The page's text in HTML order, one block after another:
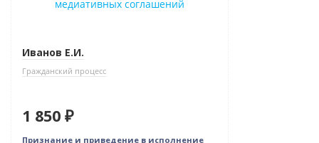
Иванов Е.И.
Гражданский процесс
1 850 ₽
Признание и приведение в исполнение